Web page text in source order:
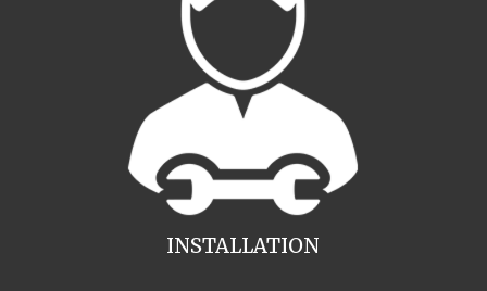
INSTALLATION